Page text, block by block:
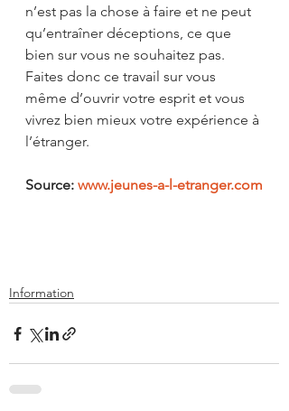
n’est pas la chose à faire et ne peut
qu’entraîner déceptions, ce que
bien sur vous ne souhaitez pas.
Faites donc ce travail sur vous
même d’ouvrir votre esprit et vous
vivrez bien mieux votre expérience à
l’étranger.
Source: www.jeunes-a-l-etranger.com
Information